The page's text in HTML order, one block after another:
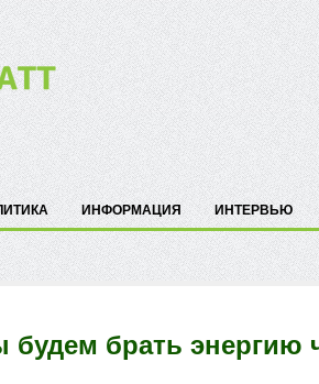
ИНФОРМАЦИЯ ИНТЕРВЬЮ
будем брать энергию